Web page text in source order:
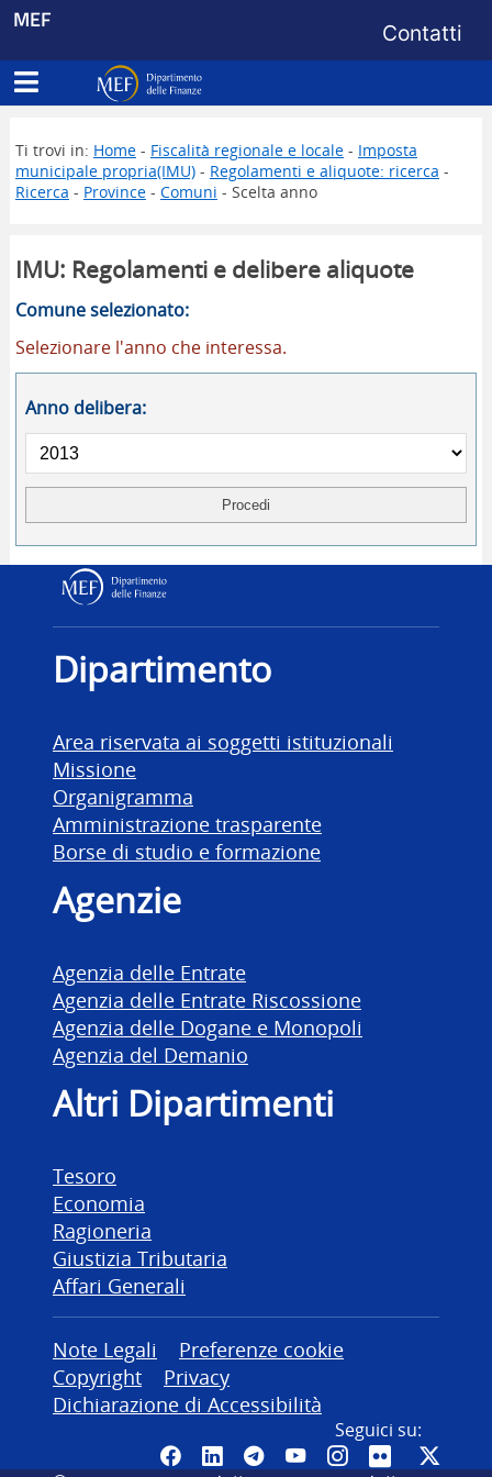
MEF Menu di
Contatti
Apri menu principale
Dipartimento delle Finanze
Ti trovi in: Home- Fiscalità regionale e locale- Imposta
municipale propria(IMU)- Regolamenti e aliquote: ricerca -
Ricerca - Province- Comuni - Scelta anno
IMU: Regolamenti e delibere aliquote
Comune selezionato:
Selezionare l'anno che interessa.
Anno delibera:
Dipartimento delle
Dipartimento
Area riservata ai soggetti istituzionali
Missione
Organigramma
Amministrazione trasparente
Borse di studio e formazione
Agenzie
Agenzia delle Entrate
Agenzia delle Entrate Riscossione
Agenzia delle Dogane e Monopoli
Agenzia del Demanio
Altri Dipartimenti
Tesoro
Economia
Ragioneria
Giustizia Tributaria
Affari Generali
Altre informazioni
Note Legali
Preferenze cookie
Copyright
Privacy
Dichiarazione di Accessibilità
Seguici su:
Pagina Facebook del MEF -
Canale LinkedIn del MEF
Canale Telegram del
Canale YouTube del
CanaleCanale